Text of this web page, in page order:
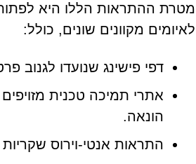
מטרת ההתראות הללו היא
לאיומים מקוונים שונים, כולל:
דפי פישינג שנועדו לגנוב
אתרי תמיכה טכנית
הונאה.
התראות אנטי-וירוס